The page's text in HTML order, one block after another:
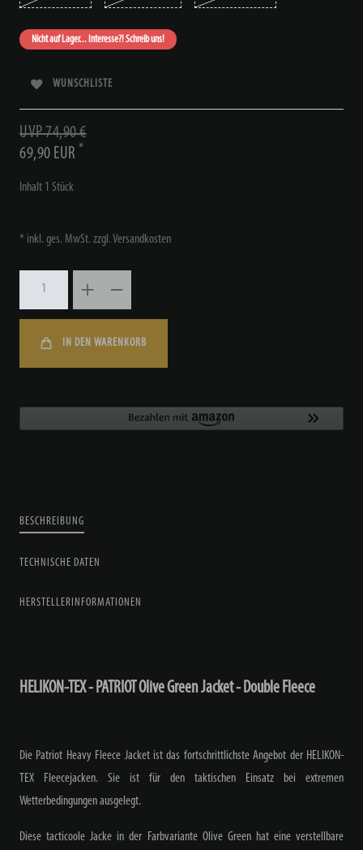
Nicht auf Lager... Interesse?! Schreib uns!
WUNSCHLISTE
UVP 74,90 €
69,90 EUR *
Inhalt 1 Stück
* inkl. ges. MwSt. zzgl.Versandkosten
IN DEN WARENKORB
BESCHREIBUNG
TECHNISCHE DATEN
HERSTELLERINFORMATIONEN
HELIKON-TEX - PATRIOT Olive Green Jacket - Double Fleece
Die Patriot Heavy Fleece Jacket ist das fortschrittlichste Angebot der HELIKON-
TEX Fleecejacken. Sie ist für den taktischen Einsatz bei extremen
Wetterbedingungen ausgelegt.
Diese tacticoole Jacke in der Farbvariante Olive Green hat eine verstellbare